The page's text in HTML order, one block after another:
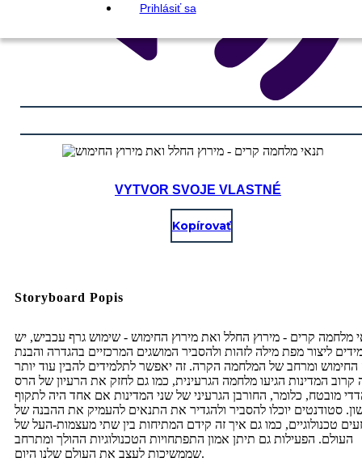
Prihlásiť sa
VYTVOR SVOJE VLASTNÉ
Kopírovať
Storyboard Popis
מלחמה קרים - מירוץ החלל ואת מירוץ החימוש - שימוש גרף עכביש, יש
ליצור מפת מילה לזהות ולהסביר המושגים המרכזיים בהגדרה והבנת
החימוש ומרחב של המלחמה הקרה. זה יאפשר לתלמידים להבין עוד יותר
המדינות הגיעו מלחמה הגרעינית, כמו גם לחזק את הרעיון של הרס
מובטח, כלומר, החורבן הגרעיני של שני המדינות אם אחד היה לתקוף
סטודנטים יוכלו להסביר ולהגדיר את התנאים להעמיק את ההבנה של
טכנולוגיים, כמו גם איך זה קידם המתיחות בין שתי מעצמות-העל של
העולם. הפעילות גם תיתן אמון התפתחויות הטכנולוגיות ההולך ומתרחב
שממשיכות לעצב את העולם שלנו היום.